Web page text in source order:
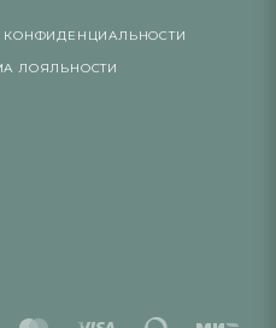
КОНФИДЕНЦИАЛЬНОСТИ
ЛОЯЛЬНОСТИ